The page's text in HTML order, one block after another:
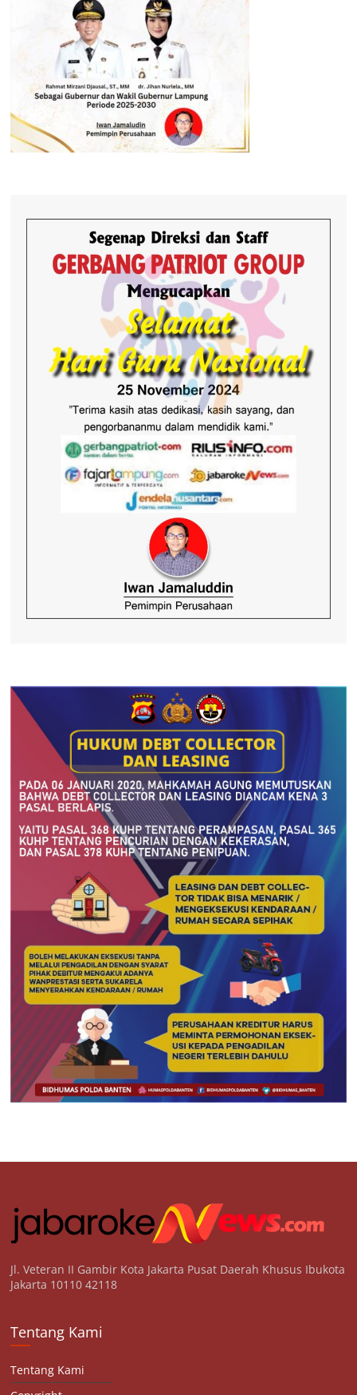
Jl. Veteran II Gambir Kota Jakarta Pusat Daerah Khusus Ibukota
Jakarta 10110 42118
Tentang Kami
Tentang Kami